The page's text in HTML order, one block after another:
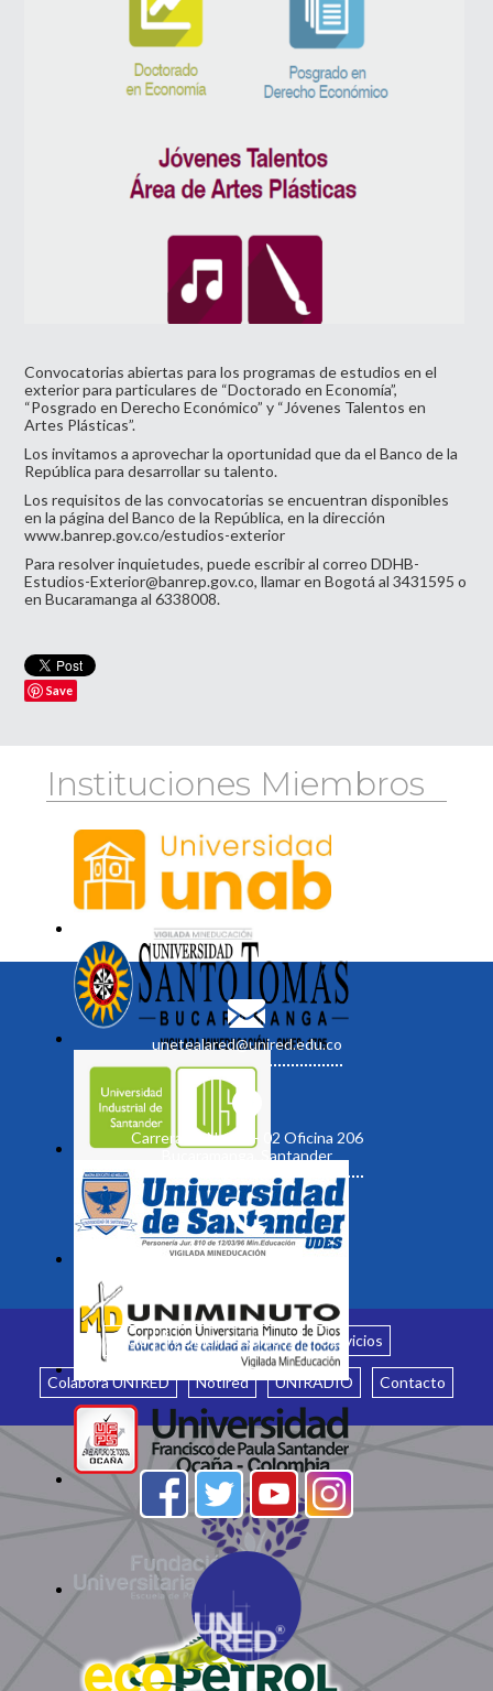
Convocatorias abiertas para los programas de estudios en el
exterior para particulares de “Doctorado en Economía”,
“Posgrado en Derecho Económico” y “Jóvenes Talentos en
Artes Plásticas”.
Los invitamos a aprovechar la oportunidad que da el Banco de la
República para desarrollar su talento.
Los requisitos de las convocatorias se encuentran disponibles
en la página del Banco de la República, en la dirección
www.banrep.gov.co/estudios-exterior
Para resolver inquietudes, puede escribir al correoDDHB-
Estudios-Exterior@banrep.gov.co, llamar en Bogotá al 3431595 o
en Bucaramanga al 6338008.
Save
Instituciones Miembros
unetealared@unired.edu.co
Carrera 19 No. 35 - 02 Oficina 206
Bucaramanga, Santander
Inicio ¿Quiénes somos? Servicios
Colabora UNIRED Notired UNIRADIO Contacto